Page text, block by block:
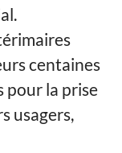
centaines
pour la prise
usagers,